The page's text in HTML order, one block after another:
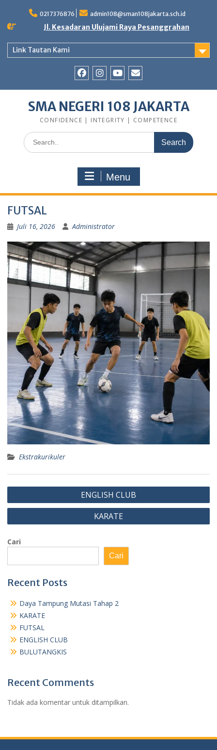
content
0217376876 admin108@sman108jakarta.sch.id
Jl. Kesadaran Ulujami Raya Pesanggrahan
Link Tautan Kami
SMA NEGERI 108 JAKARTA
CONFIDENCE | INTEGRITY | COMPETENCE
Search
for:
Menu
FUTSAL
Juli 16, 2026 Administrator
Ekstrakurikuler
Navigasi
pos
ENGLISH CLUB
KARATE
Cari
Cari
Recent Posts
Daya Tampung Mutasi Tahap 2
KARATE
FUTSAL
ENGLISH CLUB
BULUTANGKIS
Recent Comments
Tidak ada komentar untuk ditampilkan.